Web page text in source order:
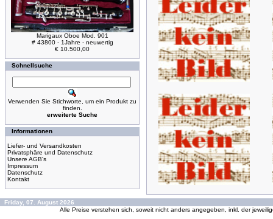
Marigaux Oboe Mod. 901
# 43800 - 1Jahre - neuwertig
€ 10.500,00
Schnellsuche
Verwenden Sie Stichworte, um ein Produkt zu
finden.
erweiterte Suche
Informationen
Liefer- und Versandkosten
Privatsphäre und Datenschutz
Unsere AGB's
Impressum
Datenschutz
Kontakt
Friday, 07. August 2026
Alle Preise verstehen sich, soweit nicht anders angegeben, inkl. der